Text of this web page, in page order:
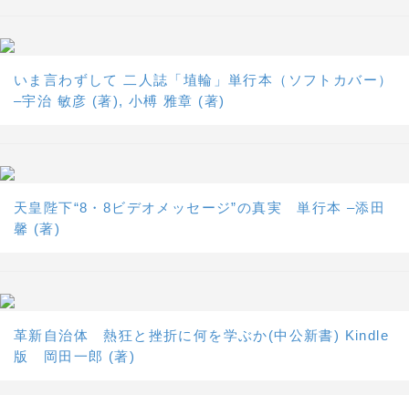
いま言わずして 二人誌「埴輪」単行本（ソフトカバー）
–宇治 敏彦 (著), 小榑 雅章 (著)
天皇陛下“8・8ビデオメッセージ”の真実 単行本 –添田
馨 (著)
革新自治体 熱狂と挫折に何を学ぶか(中公新書) Kindle
版 岡田一郎 (著)